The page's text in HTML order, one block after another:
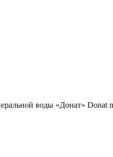
воды «Донат» Donat